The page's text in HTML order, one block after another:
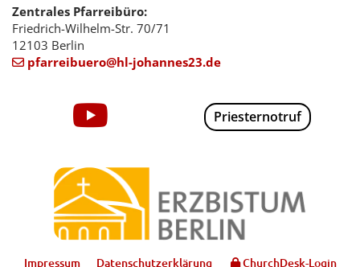
Zentrales Pfarreibüro:
Friedrich-Wilhelm-Str. 70/71
12103 Berlin
 pfarreibuero@hl-johannes23.de
Priesternotruf
Impressum Datenschutzerklärung ChurchDesk-Login